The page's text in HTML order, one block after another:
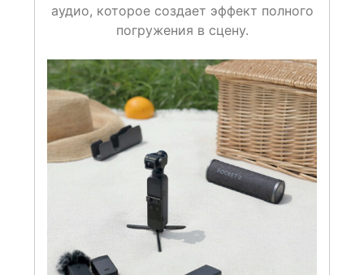
аудио, которое создает эффект полного
погружения в сцену.